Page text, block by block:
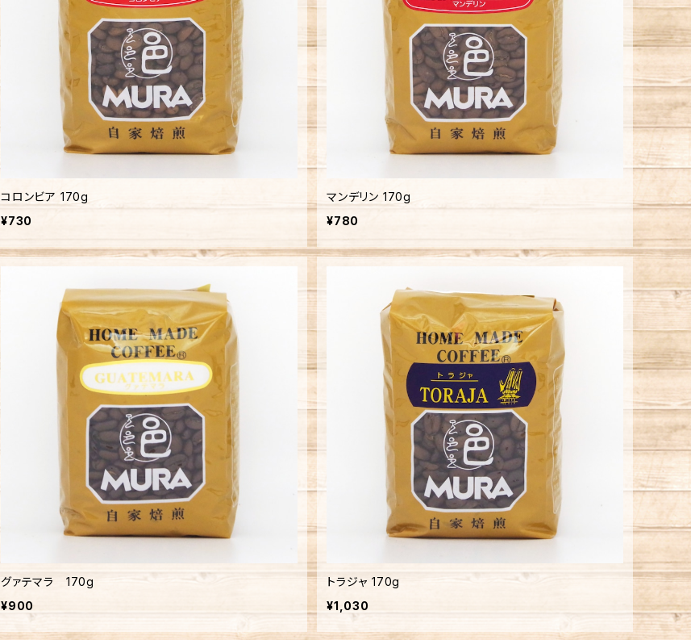
コロンビア 170g
¥730
マンデリン 170g
¥780
グァテマラ 170g
¥900
トラジャ 170g
¥1,030